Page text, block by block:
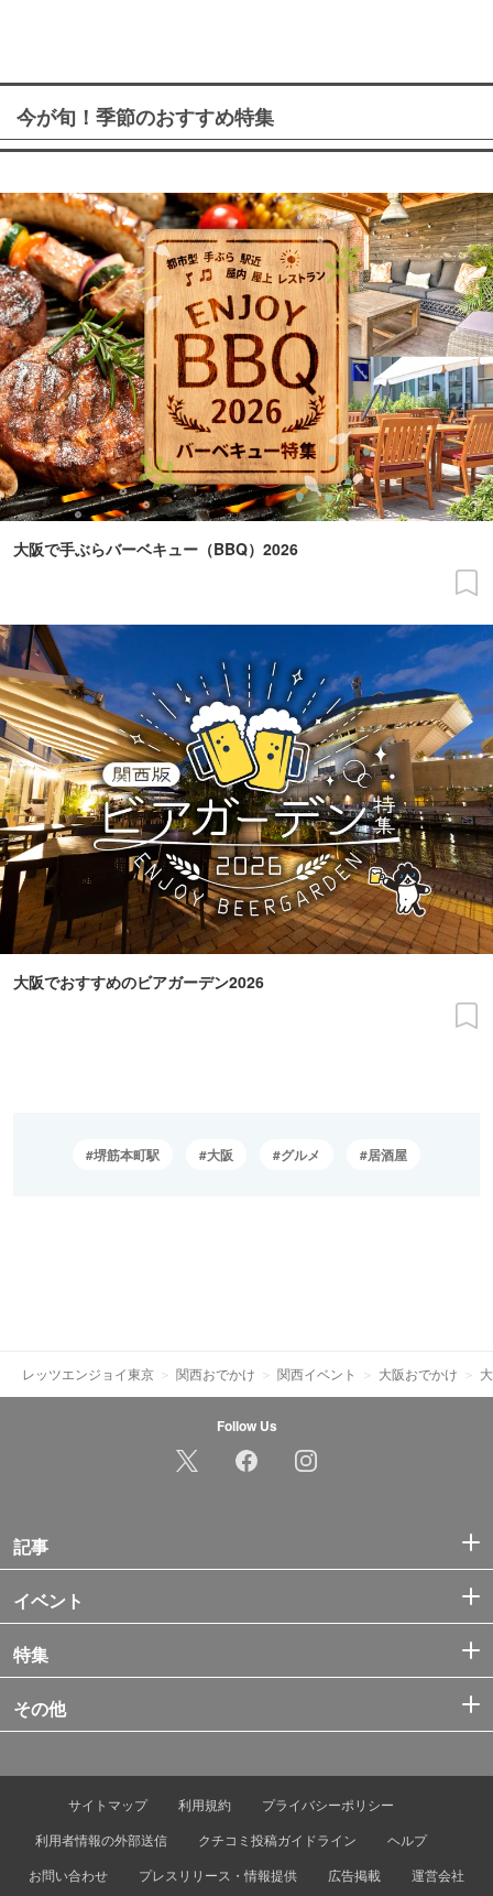
今が旬！季節のおすすめ特集
大阪で手ぶらバーベキュー（BBQ）2026
大阪でおすすめのビアガーデン2026
堺筋本町駅 大阪 グルメ 居酒屋
レッツエンジョイ東京 関西おでかけ 関西イベント 大阪おでかけ
Follow Us
記事
イベント
特集
その他
サイトマップ 利用規約
プライバシーポリシー
利用者情報の外部送信
クチコミ投稿ガイドライン
ヘルプ
お問い合わせ
プレスリリース・情報提供 広告掲載 運営会社